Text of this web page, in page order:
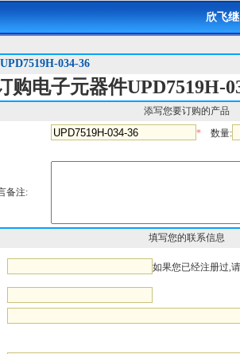
欣飞
034-36
购电子元器件UPD7519H-
添写您要订购的产品
* 数量:
备注:
填写您的联系信息
如果您已经注册过,